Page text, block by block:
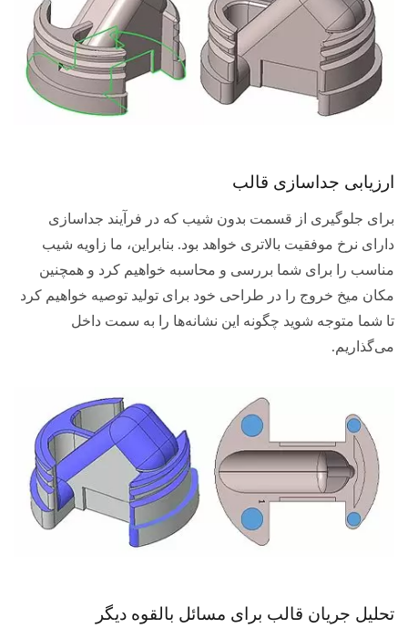
ارزیابی جداسازی قالب
برای جلوگیری از قسمت بدون شیب که در فرآیند جداسازی
دارای نرخ موفقیت بالاتری خواهد بود. بنابراین، ما زاویه شیب
مناسب را برای شما بررسی و محاسبه خواهیم کرد و همچنین
مکان میخ خروج را در طراحی خود برای تولید توصیه خواهیم کرد
تا شما متوجه شوید چگونه این نشانه‌ها را به سمت داخل
می‌گذاریم.
تحلیل جریان قالب برای مسائل بالقوه دیگر